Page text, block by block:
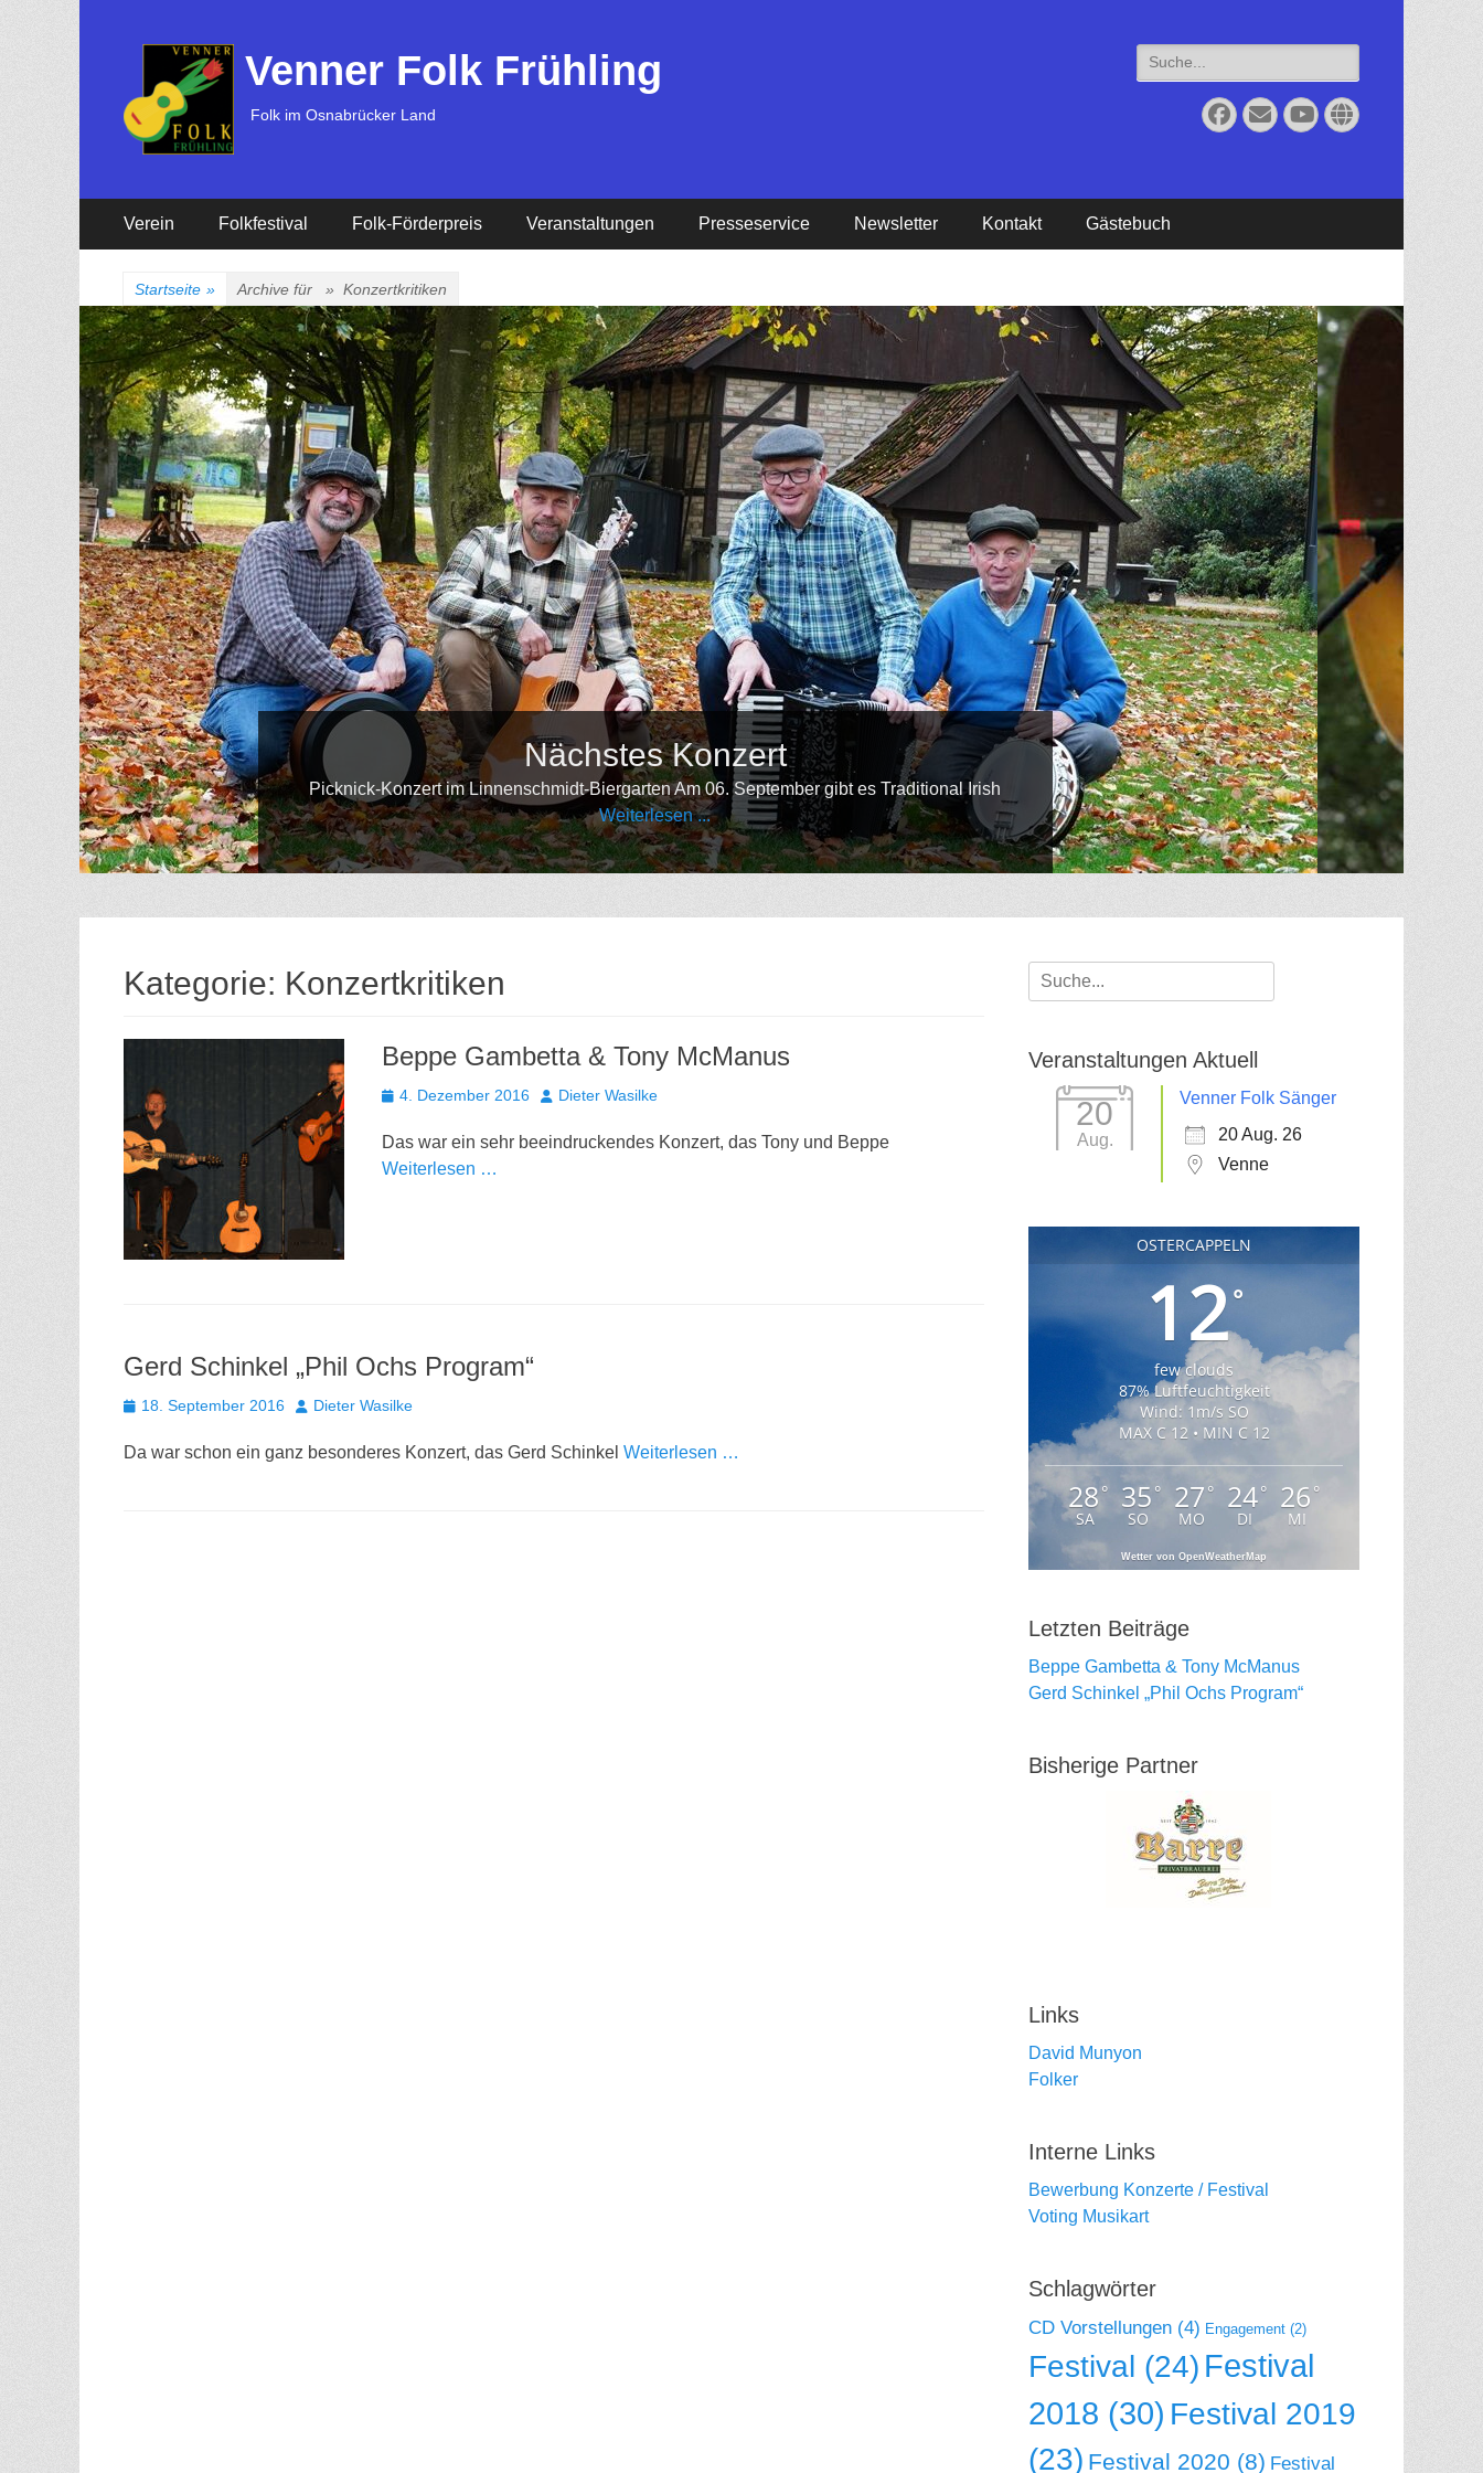
Venner Folk Frühling
Folk im Osnabrücker Land
Suche
für:
Facebook
EmailYouTube
Website
Erstes
Menü
Verein Folkfestival Folk-Förderpreis Veranstaltungen Presseservice Newsletter Kontakt Gästebuch
Startseite » Archive für » Konzertkritiken
•••••••••••
Nächstes Konzert
Gepostet
am
Von
Hilde
Picknick-Konzert im Linnenschmidt-Biergarten Am 06. September gibt es Traditional Irish
Weiterlesen ...
Kategorie: Konzertkritiken
Beppe Gambetta & Tony McManus
Gepostet
4. Dezember 2016 AutorDieter Wasilke
Das war ein sehr beeindruckendes Konzert, das Tony und Beppe
Weiterlesen …
Gerd Schinkel „Phil Ochs Program“
Gepostet
18. September 2016 AutorDieter Wasilke
Da war schon ein ganz besonderes Konzert, das Gerd Schinkel Weiterlesen …
Suche
für:
Veranstaltungen Aktuell
20
Aug.
Venner Folk Sänger
20 Aug. 26
Venne
OSTERCAPPELN
12°
few clouds
87% Luftfeuchtigkeit
Wind: 1m/s SO
MAX C 12 • MIN C 12
28°
SA
35 °
SO
27 °
MO
24°
DI
26 °
MI
Wetter von OpenWeatherMap
Letzten Beiträge
Beppe Gambetta & Tony McManus
Gerd Schinkel „Phil Ochs Program“
Bisherige Partner
Links
David Munyon
Folker
Interne Links
Bewerbung Konzerte / Festival
Voting Musikart
Schlagwörter
CD Vorstellungen (4) Engagement (2)
Festival (24) Festival
2018 (30) Festival 2019
(23) Festival 2020 (8) Festival